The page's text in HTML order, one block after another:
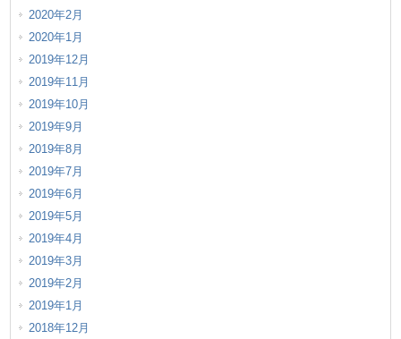
2020年2月
2020年1月
2019年12月
2019年11月
2019年10月
2019年9月
2019年8月
2019年7月
2019年6月
2019年5月
2019年4月
2019年3月
2019年2月
2019年1月
2018年12月